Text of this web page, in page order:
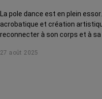
La pole dance est en plein
acrobatique et création
reconnecter à son corps et à
Démonstration.
27 août 2025